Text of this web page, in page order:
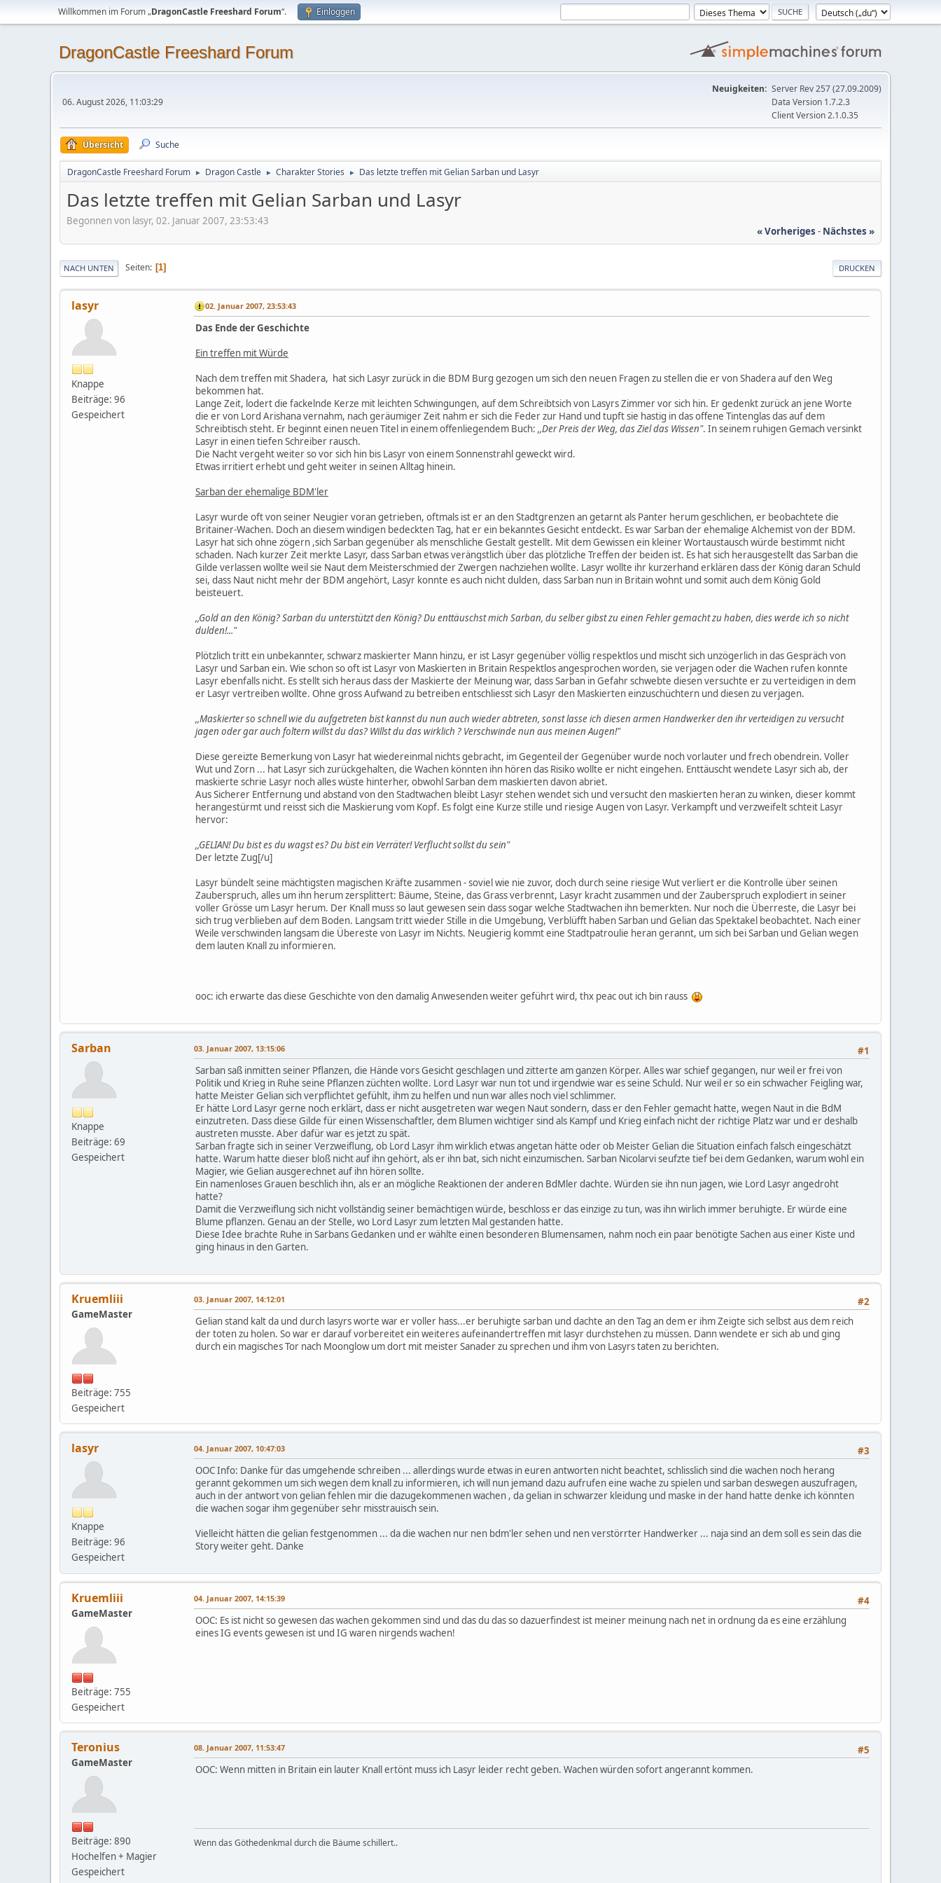
Willkommen im Forum „DragonCastle Freeshard Forum“. Einloggen
DragonCastle Freeshard Forum
06. August 2026, 11:03:29
Neuigkeiten: Server Rev 257 (27.09.2009)
Data Version 1.7.2.3
Client Version 2.1.0.35
Übersicht Suche
DragonCastle Freeshard Forum ► Dragon Castle ► Charakter Stories ► Das letzte treffen mit Gelian Sarban und Lasyr
Das letzte treffen mit Gelian Sarban und Lasyr
Begonnen von lasyr, 02. Januar 2007, 23:53:43
« Vorheriges - Nächstes »
DRUCKEN
NACH UNTEN Seiten 1
lasyr
Knappe
Beiträge: 96
Gespeichert
02. Januar 2007, 23:53:43
Das Ende der Geschichte
Ein treffen mit Würde
Nach dem treffen mit Shadera, hat sich Lasyr zurück in die BDM Burg gezogen um sich den neuen Fragen zu stellen die er von Shadera auf den Weg
bekommen hat.
Lange Zeit, lodert die fackelnde Kerze mit leichten Schwingungen, auf dem Schreibtsich von Lasyrs Zimmer vor sich hin. Er gedenkt zurück an jene Worte
die er von Lord Arishana vernahm, nach geräumiger Zeit nahm er sich die Feder zur Hand und tupft sie hastig in das offene Tintenglas das auf dem
Schreibtisch steht. Er beginnt einen neuen Titel in einem offenliegendem Buch: ,,Der Preis der Weg, das Ziel das Wissen". In seinem ruhigen Gemach versinkt
Lasyr in einen tiefen Schreiber rausch.
Die Nacht vergeht weiter so vor sich hin bis Lasyr von einem Sonnenstrahl geweckt wird.
Etwas irritiert erhebt und geht weiter in seinen Alltag hinein.
Sarban der ehemalige BDM'ler
Lasyr wurde oft von seiner Neugier voran getrieben, oftmals ist er an den Stadtgrenzen an getarnt als Panter herum geschlichen, er beobachtete die
Britainer-Wachen. Doch an diesem windigen bedeckten Tag, hat er ein bekanntes Gesicht entdeckt. Es war Sarban der ehemalige Alchemist von der BDM.
Lasyr hat sich ohne zögern ,sich Sarban gegenüber als menschliche Gestalt gestellt. Mit dem Gewissen ein kleiner Wortaustausch würde bestimmt nicht
schaden. Nach kurzer Zeit merkte Lasyr, dass Sarban etwas verängstlich über das plötzliche Treffen der beiden ist. Es hat sich herausgestellt das Sarban die
Gilde verlassen wollte weil sie Naut dem Meisterschmied der Zwergen nachziehen wollte. Lasyr wollte ihr kurzerhand erklären dass der König daran Schuld
sei, dass Naut nicht mehr der BDM angehört, Lasyr konnte es auch nicht dulden, dass Sarban nun in Britain wohnt und somit auch dem König Gold
beisteuert.
,,Gold an den König? Sarban du unterstützt den König? Du enttäuschst mich Sarban, du selber gibst zu einen Fehler gemacht zu haben, dies werde ich so nicht
dulden!..."
Plötzlich tritt ein unbekannter, schwarz maskierter Mann hinzu, er ist Lasyr gegenüber völlig respektlos und mischt sich unzögerlich in das Gespräch von
Lasyr und Sarban ein. Wie schon so oft ist Lasyr von Maskierten in Britain Respektlos angesprochen worden, sie verjagen oder die Wachen rufen konnte
Lasyr ebenfalls nicht. Es stellt sich heraus dass der Maskierte der Meinung war, dass Sarban in Gefahr schwebte diesen versuchte er zu verteidigen in dem
er Lasyr vertreiben wollte. Ohne gross Aufwand zu betreiben entschliesst sich Lasyr den Maskierten einzuschüchtern und diesen zu verjagen.
,,Maskierter so schnell wie du aufgetreten bist kannst du nun auch wieder abtreten, sonst lasse ich diesen armen Handwerker den ihr verteidigen zu versucht
jagen oder gar auch foltern willst du das? Willst du das wirklich ? Verschwinde nun aus meinen Augen!"
Diese gereizte Bemerkung von Lasyr hat wiedereinmal nichts gebracht, im Gegenteil der Gegenüber wurde noch vorlauter und frech obendrein. Voller
Wut und Zorn ... hat Lasyr sich zurückgehalten, die Wachen könnten ihn hören das Risiko wollte er nicht eingehen. Enttäuscht wendete Lasyr sich ab, der
maskierte schrie Lasyr noch alles wüste hinterher, obwohl Sarban dem maskierten davon abriet.
Aus Sicherer Entfernung und abstand von den Stadtwachen bleibt Lasyr stehen wendet sich und versucht den maskierten heran zu winken, dieser kommt
herangestürmt und reisst sich die Maskierung vom Kopf. Es folgt eine Kurze stille und riesige Augen von Lasyr. Verkampft und verzweifelt schteit Lasyr
hervor:
,,GELIAN! Du bist es du wagst es? Du bist ein Verräter! Verflucht sollst du sein"
Der letzte Zug[/u]
Lasyr bündelt seine mächtigsten magischen Kräfte zusammen - soviel wie nie zuvor, doch durch seine riesige Wut verliert er die Kontrolle über seinen
Zauberspruch, alles um ihn herum zersplittert: Bäume, Steine, das Grass verbrennt, Lasyr kracht zusammen und der Zauberspruch explodiert in seiner
voller Grösse um Lasyr herum. Der Knall muss so laut gewesen sein dass sogar welche Stadtwachen ihn bemerkten. Nur noch die Überreste, die Lasyr bei
sich trug verblieben auf dem Boden. Langsam tritt wieder Stille in die Umgebung, Verblüfft haben Sarban und Gelian das Spektakel beobachtet. Nach einer
Weile verschwinden langsam die Übereste von Lasyr im Nichts. Neugierig kommt eine Stadtpatroulie heran gerannt, um sich bei Sarban und Gelian wegen
dem lauten Knall zu informieren.
ooc: ich erwarte das diese Geschichte von den damalig Anwesenden weiter geführt wird, thx peac out ich bin rauss
Sarban
Knappe
Beiträge: 69
Gespeichert
#1
03. Januar 2007, 13:15:06
Sarban saß inmitten seiner Pflanzen, die Hände vors Gesicht geschlagen und zitterte am ganzen Körper. Alles war schief gegangen, nur weil er frei von
Politik und Krieg in Ruhe seine Pflanzen züchten wollte. Lord Lasyr war nun tot und irgendwie war es seine Schuld. Nur weil er so ein schwacher Feigling war,
hatte Meister Gelian sich verpflichtet gefühlt, ihm zu helfen und nun war alles noch viel schlimmer.
Er hätte Lord Lasyr gerne noch erklärt, dass er nicht ausgetreten war wegen Naut sondern, dass er den Fehler gemacht hatte, wegen Naut in die BdM
einzutreten. Dass diese Gilde für einen Wissenschaftler, dem Blumen wichtiger sind als Kampf und Krieg einfach nicht der richtige Platz war und er deshalb
austreten musste. Aber dafür war es jetzt zu spät.
Sarban fragte sich in seiner Verzweiflung, ob Lord Lasyr ihm wirklich etwas angetan hätte oder ob Meister Gelian die Situation einfach falsch eingeschätzt
hatte. Warum hatte dieser bloß nicht auf ihn gehört, als er ihn bat, sich nicht einzumischen. Sarban Nicolarvi seufzte tief bei dem Gedanken, warum wohl ein
Magier, wie Gelian ausgerechnet auf ihn hören sollte.
Ein namenloses Grauen beschlich ihn, als er an mögliche Reaktionen der anderen BdMler dachte. Würden sie ihn nun jagen, wie Lord Lasyr angedroht
hatte?
Damit die Verzweiflung sich nicht vollständig seiner bemächtigen würde, beschloss er das einzige zu tun, was ihn wirlich immer beruhigte. Er würde eine
Blume pflanzen. Genau an der Stelle, wo Lord Lasyr zum letzten Mal gestanden hatte.
Diese Idee brachte Ruhe in Sarbans Gedanken und er wählte einen besonderen Blumensamen, nahm noch ein paar benötigte Sachen aus einer Kiste und
ging hinaus in den Garten.
Kruemliii
GameMaster
Beiträge: 755
Gespeichert
#2
03. Januar 2007, 14:12:01
Gelian stand kalt da und durch lasyrs worte war er voller hass...er beruhigte sarban und dachte an den Tag an dem er ihm Zeigte sich selbst aus dem reich
der toten zu holen. So war er darauf vorbereitet ein weiteres aufeinandertreffen mit lasyr durchstehen zu müssen. Dann wendete er sich ab und ging
durch ein magisches Tor nach Moonglow um dort mit meister Sanader zu sprechen und ihm von Lasyrs taten zu berichten.
lasyr
Knappe
Beiträge: 96
Gespeichert
#3
04. Januar 2007, 10:47:03
OOC Info: Danke für das umgehende schreiben ... allerdings wurde etwas in euren antworten nicht beachtet, schlisslich sind die wachen noch herang
gerannt gekommen um sich wegen dem knall zu informieren, ich will nun jemand dazu aufrufen eine wache zu spielen und sarban deswegen auszufragen,
auch in der antwort von gelian fehlen mir die dazugekommenen wachen , da gelian in schwarzer kleidung und maske in der hand hatte denke ich könnten
die wachen sogar ihm gegenüber sehr misstrauisch sein.
Vielleicht hätten die gelian festgenommen ... da die wachen nur nen bdm'ler sehen und nen verstörrter Handwerker ... naja sind an dem soll es sein das die
Story weiter geht. Danke
Kruemliii
GameMaster
Beiträge: 755
Gespeichert
#4
04. Januar 2007, 14:15:39
OOC: Es ist nicht so gewesen das wachen gekommen sind und das du das so dazuerfindest ist meiner meinung nach net in ordnung da es eine erzählung
eines IG events gewesen ist und IG waren nirgends wachen!
Teronius
GameMaster
Beiträge: 890
Hochelfen + Magier
Gespeichert
#5
08. Januar 2007, 11:53:47
OOC: Wenn mitten in Britain ein lauter Knall ertönt muss ich Lasyr leider recht geben. Wachen würden sofort angerannt kommen.
Wenn das Göthedenkmal durch die Bäume schillert..